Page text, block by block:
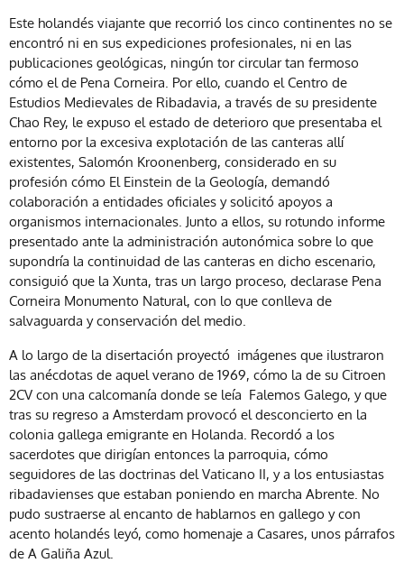
Este holandés viajante que recorrió los cinco continentes no se
encontró ni en sus expediciones profesionales, ni en las
publicaciones geológicas, ningún tor circular tan fermoso
cómo el de Pena Corneira. Por ello, cuando el Centro de
Estudios Medievales de Ribadavia, a través de su presidente
Chao Rey, le expuso el estado de deterioro que presentaba el
entorno por la excesiva explotación de las canteras allí
existentes, Salomón Kroonenberg, considerado en su
profesión cómo El Einstein de la Geología, demandó
colaboración a entidades oficiales y solicitó apoyos a
organismos internacionales. Junto a ellos, su rotundo informe
presentado ante la administración autonómica sobre lo que
supondría la continuidad de las canteras en dicho escenario,
consiguió que la Xunta, tras un largo proceso, declarase Pena
Corneira Monumento Natural, con lo que conlleva de
salvaguarda y conservación del medio.
A lo largo de la disertación proyectó imágenes que ilustraron
las anécdotas de aquel verano de 1969, cómo la de su Citroen
2CV con una calcomanía donde se leía Falemos Galego, y que
tras su regreso a Amsterdam provocó el desconcierto en la
colonia gallega emigrante en Holanda. Recordó a los
sacerdotes que dirigían entonces la parroquia, cómo
seguidores de las doctrinas del Vaticano II, y a los entusiastas
ribadavienses que estaban poniendo en marcha Abrente. No
pudo sustraerse al encanto de hablarnos en gallego y con
acento holandés leyó, como homenaje a Casares, unos párrafos
de A Galiña Azul.